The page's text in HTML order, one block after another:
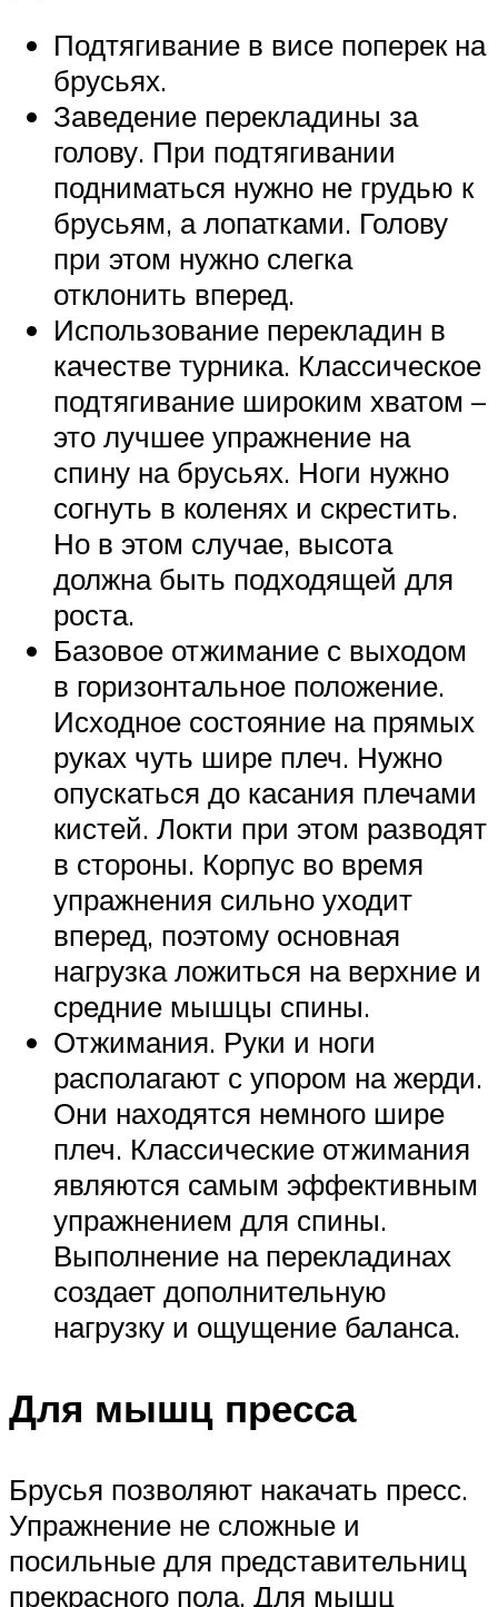
Подтягивание в висе поперек на
брусьях.
Заведение перекладины за
голову. При подтягивании
подниматься нужно не грудью к
брусьям, а лопатками. Голову
при этом нужно слегка
отклонить вперед.
Использование перекладин в
качестве турника. Классическое
подтягивание широким хватом –
это лучшее упражнение на
спину на брусьях. Ноги нужно
согнуть в коленях и скрестить.
Но в этом случае, высота
должна быть подходящей для
роста.
Базовое отжимание с выходом
в горизонтальное положение.
Исходное состояние на прямых
руках чуть шире плеч. Нужно
опускаться до касания плечами
кистей. Локти при этом разводят
в стороны. Корпус во время
упражнения сильно уходит
вперед, поэтому основная
нагрузка ложиться на верхние и
средние мышцы спины.
Отжимания. Руки и ноги
располагают с упором на жерди.
Они находятся немного шире
плеч. Классические отжимания
являются самым эффективным
упражнением для спины.
Выполнение на перекладинах
создает дополнительную
нагрузку и ощущение баланса.
Для мышц пресса
Брусья позволяют накачать пресс.
Упражнение не сложные и
посильные для представительниц
прекрасного пола. Для мышц